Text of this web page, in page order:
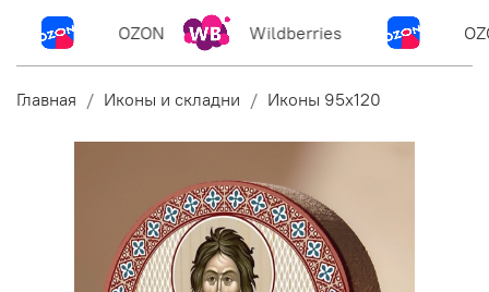
OZON Wildberries
Главная Иконы и складни Иконы 95х120